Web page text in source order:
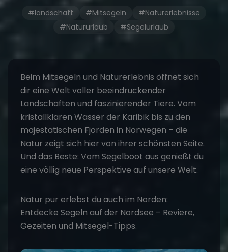
#landschaft #Mitsegeln
#Naturerlebnisse
#Natururlaub
#Segelurlaub
Beim Mitsegeln und Naturerlebnis öffnet sich
dir eine Welt voller beeindruckender
Landschaften und faszinierender Tiere. Vom
kristallklaren Wasser der Karibik bis zu den
majestätischen Fjorden in Norwegen – die
Natur zeigt sich hier von ihrer schönsten Seite.
Und das Beste: Vom Segelboot aus genießt du
eine völlig neue Perspektive auf unsere Welt.
Natur pur erlebst du auch im Norden:
Entdecke Segeln auf der Nordsee – Reviere,
Gezeiten und Mitsegel-Tipps.